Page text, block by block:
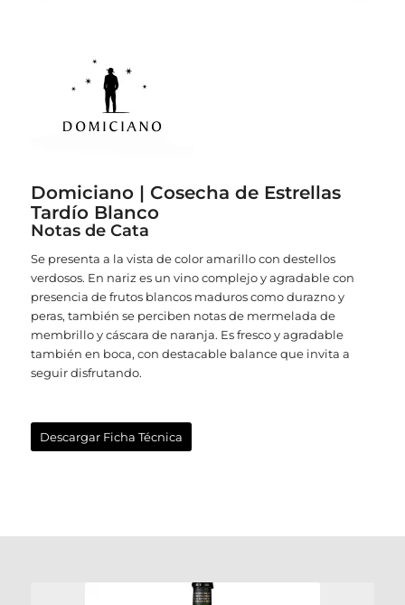
Domiciano | Cosecha de Estrellas
Tardío Blanco
Notas de Cata
Se presenta a la vista de color amarillo con destellos
verdosos. En nariz es un vino complejo y agradable con
presencia de frutos blancos maduros como durazno y
peras, también se perciben notas de mermelada de
membrillo y cáscara de naranja. Es fresco y agradable
también en boca, con destacable balance que invita a
seguir disfrutando.
Descargar Ficha Técnica